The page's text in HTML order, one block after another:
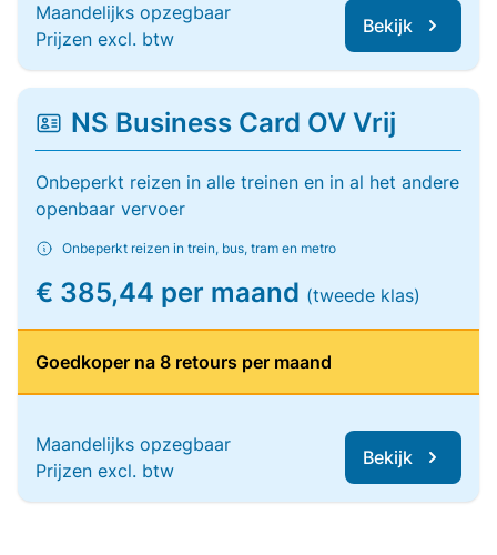
Maandelijks opzegbaar
Prijzen excl. btw
Bekijk
NS Business Card OV Vrij
Onbeperkt reizen in alle treinen en in al het andere
openbaar vervoer
Onbeperkt reizen in trein, bus, tram en metro
€ 385,44 per maand (tweede klas)
Goedkoper na 8 retours per maand
Maandelijks opzegbaar
Prijzen excl. btw
Bekijk